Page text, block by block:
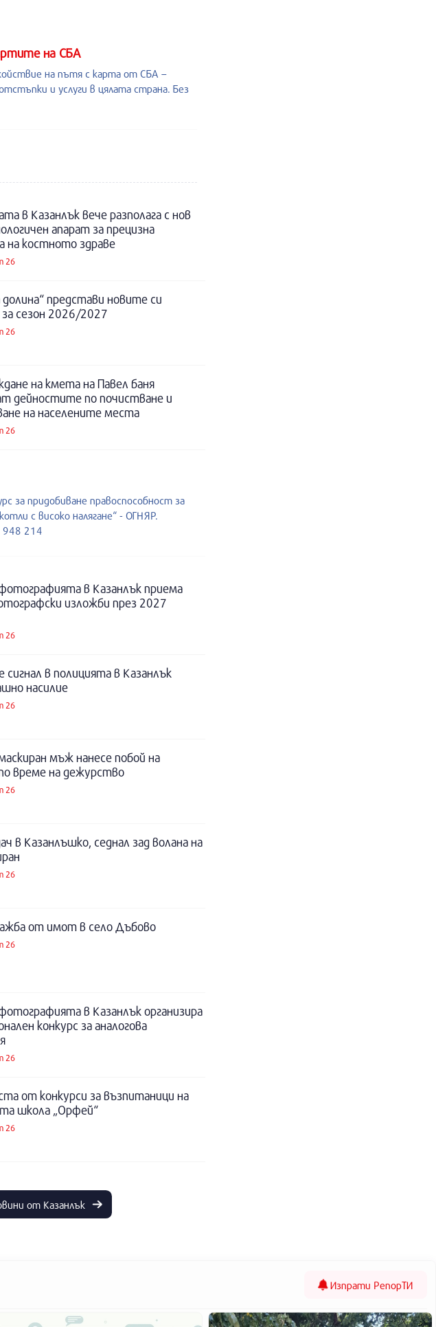
на СБА
на пътя с карта от СБА –
и услуги в цялата страна. Без
в Казанлък вече разполага с нов
апарат за прецизна
на костното здраве
26
представи новите си
сезон 2026/2027
26
на кмета на Павел баня
дейностите по почистване и
на населените места
26
за придобиване правоспособност за
с високо налягане“ - ОГНЯР.
948 214
в Казанлък приема
изложби през 2027
26
сигнал в полицията в Казанлък
насилие
26
мъж нанесе побой на
време на дежурство
26
в Казанлъшко, седнал зад волана на
26
от имот в село Дъбово
26
в Казанлък организира
конкурс за аналогова
26
от конкурси за възпитаници на
школа „Орфей“
26
от Казанлък
Изпрати РепорТИ